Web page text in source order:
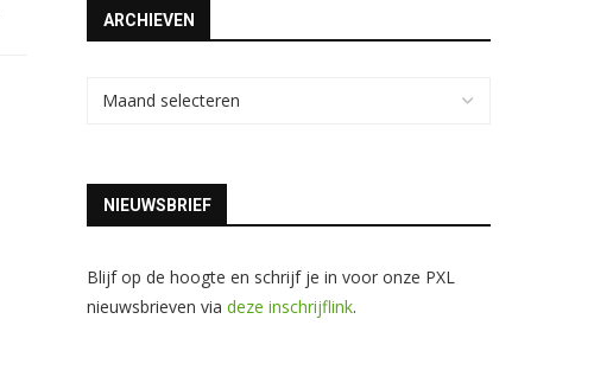
ARCHIEVEN
NIEUWSBRIEF
Blijf op de hoogte en schrijf je in voor onze PXL
nieuwsbrieven via deze inschrijflink.